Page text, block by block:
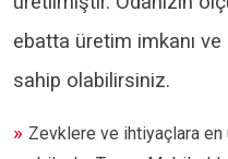
ebatta üretim imkanı
sahip olabilirsiniz.
» Zevklere ve ihtiyaçlara en